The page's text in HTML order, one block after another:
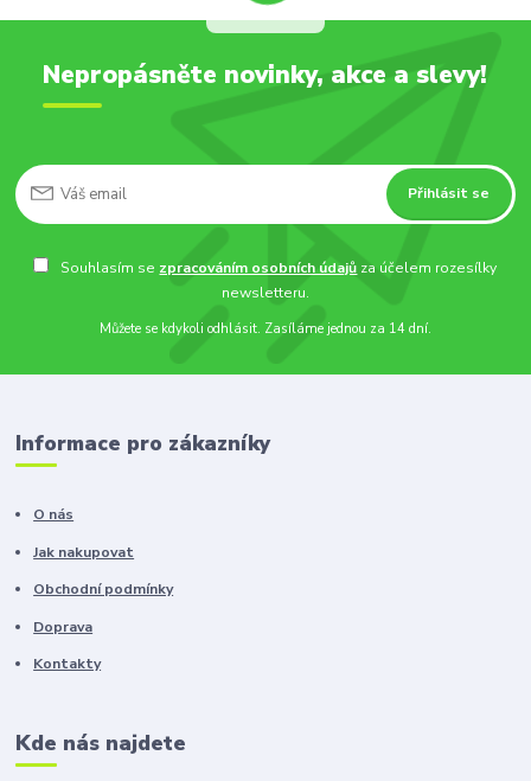
Nepropásněte novinky, akce a slevy!
Přihlásit se
Souhlasím se zpracováním osobních údajů za účelem rozesílky
newsletteru.
Můžete se kdykoli odhlásit. Zasíláme jednou za 14 dní.
Informace pro zákazníky
O nás
Jak nakupovat
Obchodní podmínky
Doprava
Kontakty
Kde nás najdete